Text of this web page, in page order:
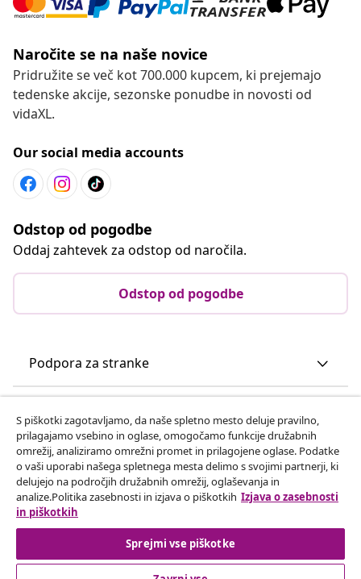
Naročite se na naše novice
Pridružite se več kot 700.000 kupcem, ki prejemajo
tedenske akcije, sezonske ponudbe in novosti od
vidaXL.
Our social media accounts
Odstop od pogodbe
Oddaj zahtevek za odstop od naročila.
Odstop od pogodbe
Podpora za stranke
vidaXL
Odkrijte več
S piškotki zagotavljamo, da naše spletno mesto deluje pravilno,
prilagajamo vsebino in oglase, omogočamo funkcije družabnih
omrežij, analiziramo omrežni promet in prilagojene oglase. Podatke
o vaši uporabi našega spletnega mesta delimo s svojimi partnerji, ki
delujejo na področjih družabnih omrežij, oglaševanja in
analize.Politika zasebnosti in izjava o piškotkih Izjava o zasebnosti
in piškotkih
Sprejmi vse piškotke